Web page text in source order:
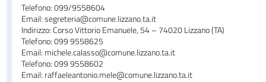
Telefono: 099/9558604
Email: segreteria@comune.lizzano.ta.it
Indirizzo: Corso Vittorio Emanuele, 54 – 74020 Lizzano (TA)
Telefono: 099 9558625
Email: michele.calasso@comune.lizzano.ta.it
Telefono: 099 9558602
Email: raffaeleantonio.mele@comune.lizzano.ta.it